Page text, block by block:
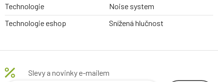
Technologie
Noise system
Technologie eshop
Snížená hlučnost
Slevy a novinky e-mailem